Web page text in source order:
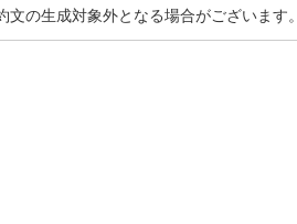
文の生成対象外となる場合がございます。